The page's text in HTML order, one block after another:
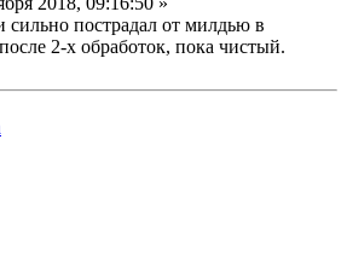
сильно пострадал от милдью в
2-х обработок, пока чистый.